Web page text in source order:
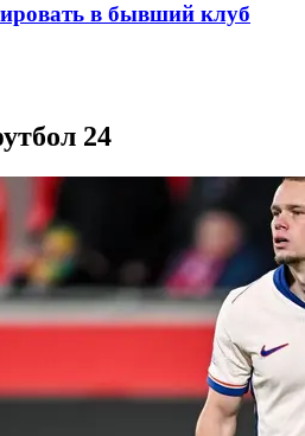
в бывший клуб
24